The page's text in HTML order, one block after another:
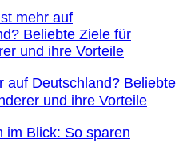
auf Deutschland? Beliebte
und ihre Vorteile